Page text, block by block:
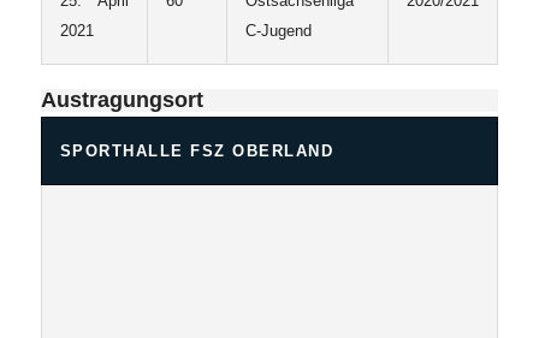
2021
C-Jugend
Austragungsort
SPORTHALLE FSZ OBERLAND